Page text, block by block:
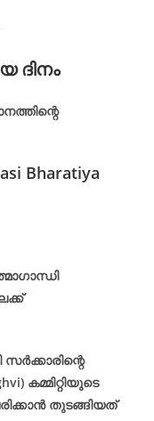
ദിനം
Bharatiya
കമ്മിറ്റിയുടെ
തുടങ്ങിയത്